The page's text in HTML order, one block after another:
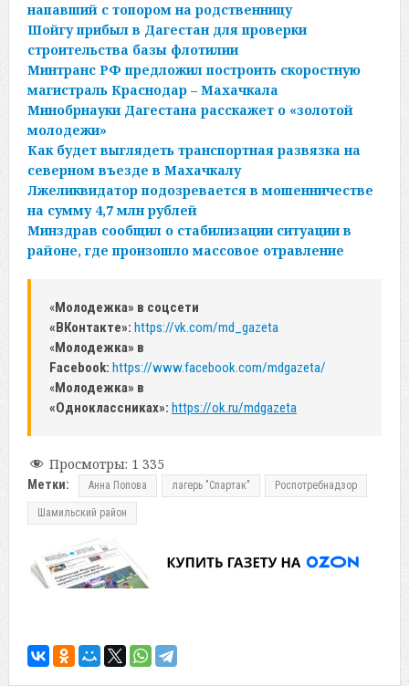
напавший с топором на родственницу
Шойгу прибыл в Дагестан для проверки
строительства базы флотилии
Минтранс РФ предложил построить скоростную
магистраль Краснодар – Махачкала
Минобрнауки Дагестана расскажет о «золотой
молодежи»
Как будет выглядеть транспортная развязка на
северном въезде в Махачкалу
Лжеликвидатор подозревается в мошенничестве
на сумму 4,7 млн рублей
Минздрав сообщил о стабилизации ситуации в
районе, где произошло массовое отравление
«Молодежка» в соцсети
«ВКонтакте»: https://vk.com/md_gazeta
«Молодежка» в
Facebook: https://www.facebook.com/mdgazeta/
«Молодежка» в
«Одноклассниках»: https://ok.ru/mdgazeta
Просмотры: 1 335
Метки: Анна Попова лагерь "Спартак" Роспотребнадзор
Шамильский район